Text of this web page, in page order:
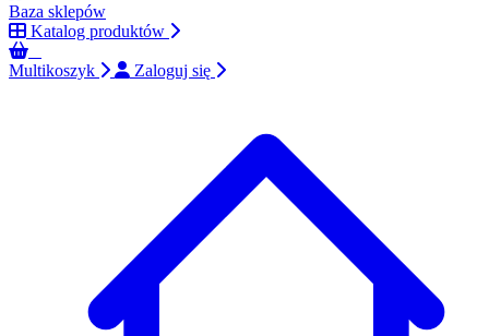
Baza sklepów
Katalog produktów
Multikoszyk
Zaloguj się